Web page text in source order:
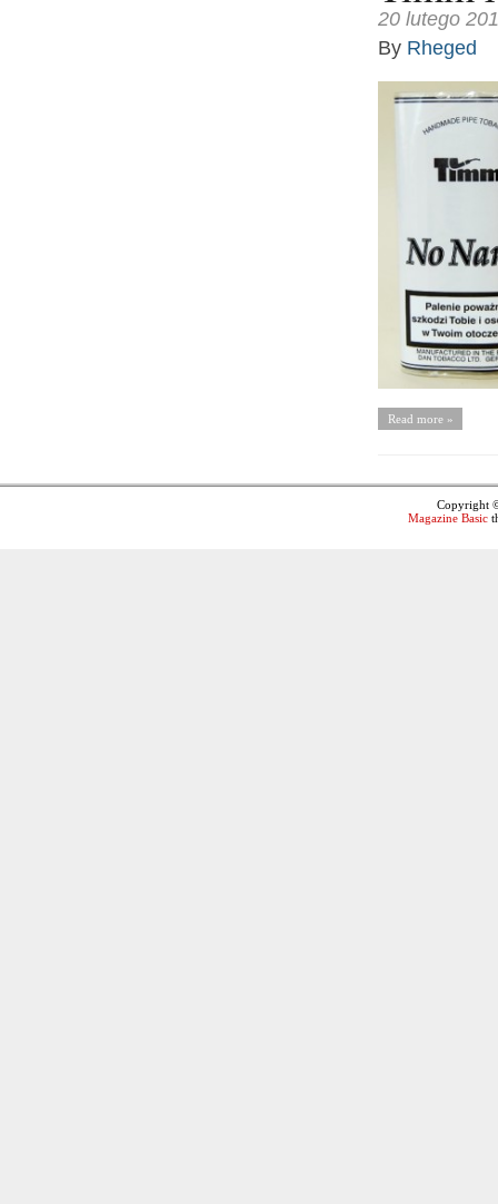
20 lutego
By Rheged
Read more »
Copyright
Magazine Basic